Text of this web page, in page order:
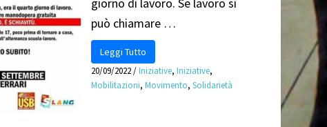
può chiamare …
Leggi Tutto
20/09/2022/Iniziative, Iniziative,
Mobilitazioni, Movimento, Solidarietà